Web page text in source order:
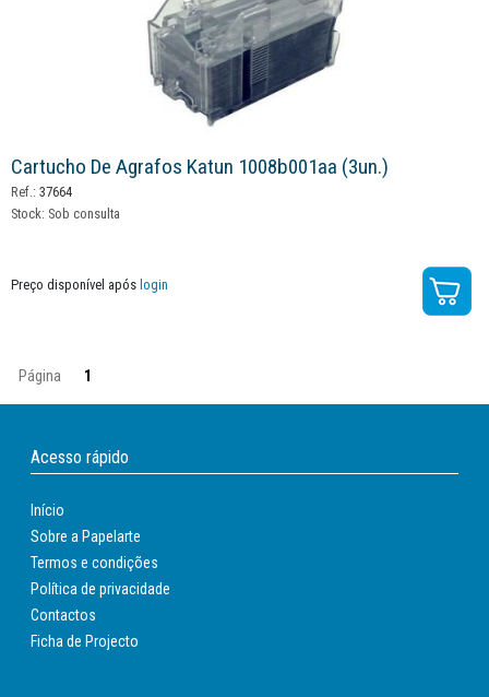
Cartucho De Agrafos Katun 1008b001aa (3un.)
Ref.: 37664
Stock: Sob consulta
Preço disponível após login
Página 1
Acesso rápido
Início
Sobre a Papelarte
Termos e condições
Política de privacidade
Contactos
Ficha de Projecto